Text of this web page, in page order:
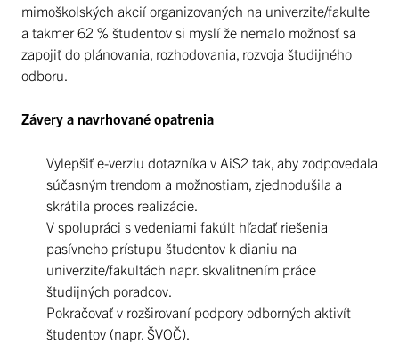
mimoškolských akcií organizovaných na univerzite/fakulte
a takmer 62 % študentov si myslí že nemalo možnosť sa
zapojiť do plánovania, rozhodovania, rozvoja študijného
odboru.
Závery a navrhované opatrenia
Vylepšiť e-verziu dotazníka v AiS2 tak, aby zodpovedala
súčasným trendom a možnostiam, zjednodušila a
skrátila proces realizácie.
V spolupráci s vedeniami fakúlt hľadať riešenia
pasívneho prístupu študentov k dianiu na
univerzite/fakultách napr. skvalitnením práce
študijných poradcov.
Pokračovať v rozširovaní podpory odborných aktivít
študentov (napr. ŠVOČ).